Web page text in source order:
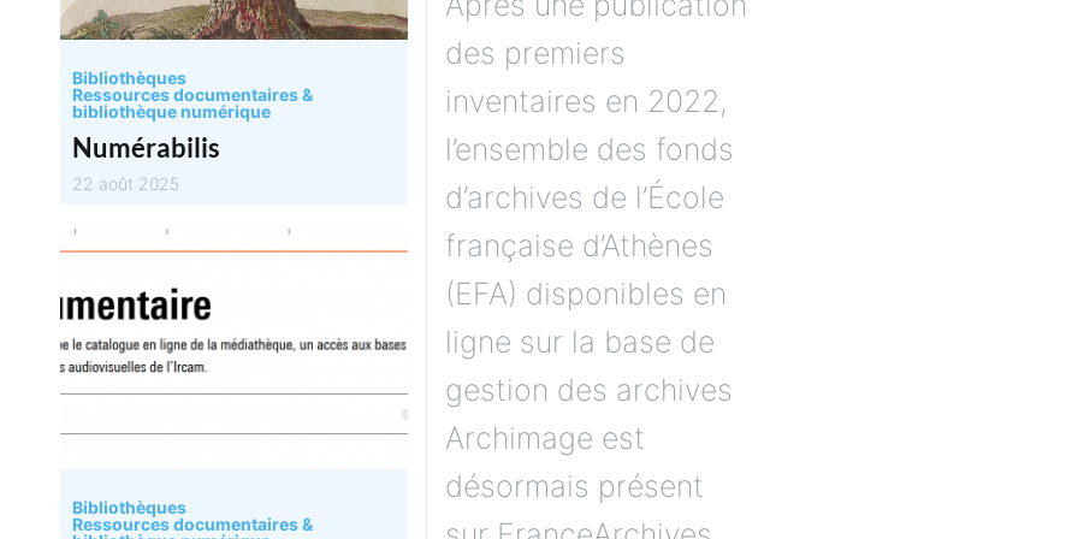
Bibliothèques
Ressources documentaires &
bibliothèque numérique
Numérabilis
22 août 2025
Bibliothèques
Ressources documentaires &
des premiers
inventaires en 2022,
l’ensemble des fonds
d’archives de l’École
française d’Athènes
(EFA) disponibles en
ligne sur la base de
gestion des archives
Archimage est
désormais présent